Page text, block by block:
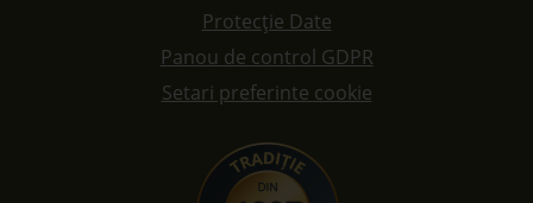
Protecție Date
Panou de control GDPR
Setari preferinte cookie